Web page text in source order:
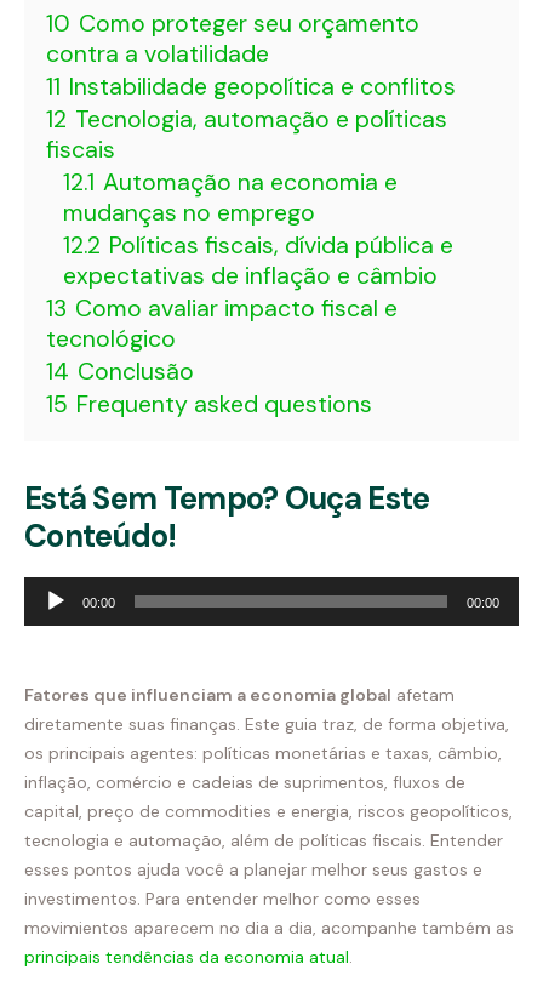
10 Como proteger seu orçamento
contra a volatilidade
11 Instabilidade geopolítica e conflitos
12 Tecno­logia, automação e políticas
fiscais
12.1 Automação na economia e
mudanças no emprego
12.2 Políticas fiscais, dívida pública e
expectativas de inflação e câmbio
13 Como avaliar impacto fiscal e
tecnológico
14 Conclusão
15 Frequenty asked questions
Está Sem Tempo? Ouça Este
Conteúdo!
Tocador
00:00 00:00
Fatores que influenciam a economia global afetam
diretamente suas finanças. Este guia traz, de forma objetiva,
os principais agentes: políticas monetárias e taxas, câmbio,
inflação, comércio e cadeias de suprimentos, fluxos de
capital, preço de commodities e energia, riscos geopolíticos,
tecnologia e automação, além de políticas fiscais. Entender
esses pontos ajuda você a planejar melhor seus gastos e
investimentos. Para entender melhor como esses
movimientos aparecem no dia a dia, acompanhe também as
principais tendências da economia atual.